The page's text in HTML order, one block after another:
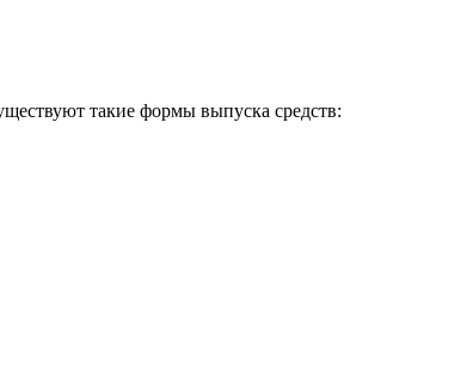
такие формы выпуска средств: